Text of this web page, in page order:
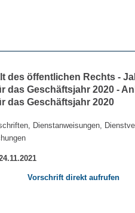
des öffentlichen Rechts -
das Geschäftsjahr 2020 -
das Geschäftsjahr 2020
Dienstanweisungen,
Vorschrift direkt aufrufen